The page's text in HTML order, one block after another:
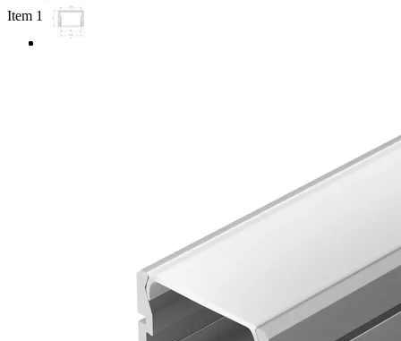
Item 1 of 3